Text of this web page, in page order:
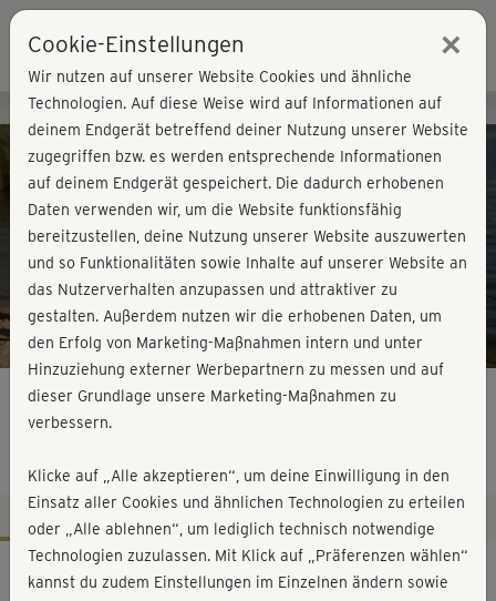
Play
Video
Kursvorschau - Jetzt mitmachen!
Tai Chi - Wolkenhände
Workout-Facts
Cookie-Einstellungen ×
Wir nutzen auf unserer Website Cookies und ähnliche
Technologien. Auf diese Weise wird auf Informationen auf
deinem Endgerät betreffend deiner Nutzung unserer Website
zugegriffen bzw. es werden entsprechende Informationen
auf deinem Endgerät gespeichert. Die dadurch erhobenen
Daten verwenden wir, um die Website funktionsfähig
bereitzustellen, deine Nutzung unserer Website auszuwerten
und so Funktionalitäten sowie Inhalte auf unserer Website an
das Nutzerverhalten anzupassen und attraktiver zu
gestalten. Außerdem nutzen wir die erhobenen Daten, um
den Erfolg von Marketing-Maßnahmen intern und unter
Hinzuziehung externer Werbepartnern zu messen und auf
dieser Grundlage unsere Marketing-Maßnahmen zu
verbessern.
Klicke auf „Alle akzeptieren“, um deine Einwilligung in den
Einsatz aller Cookies und ähnlichen Technologien zu erteilen
oder „Alle ablehnen“, um lediglich technisch notwendige
Technologien zuzulassen. Mit Klick auf „Präferenzen wählen“
kannst du zudem Einstellungen im Einzelnen ändern sowie